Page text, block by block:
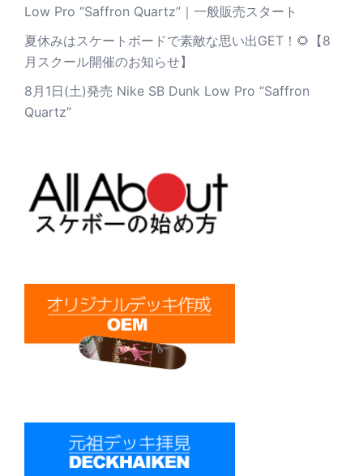
Low Pro “Saffron Quartz”｜一般販売スタート
夏休みはスケートボードで素敵な思い出GET！🌻【8
月スクール開催のお知らせ】
8月1日(土)発売 Nike SB Dunk Low Pro “Saffron
Quartz”